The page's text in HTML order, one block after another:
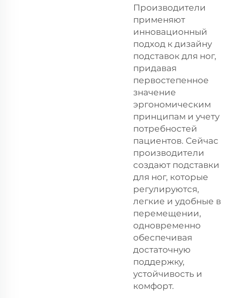
Производители
применяют
инновационный
подход к дизайну
подставок для ног,
придавая
первостепенное
значение
эргономическим
принципам и учету
потребностей
пациентов. Сейчас
производители
создают подставки
для ног, которые
регулируются,
легкие и удобные в
перемещении,
одновременно
обеспечивая
достаточную
поддержку,
устойчивость и
комфорт.